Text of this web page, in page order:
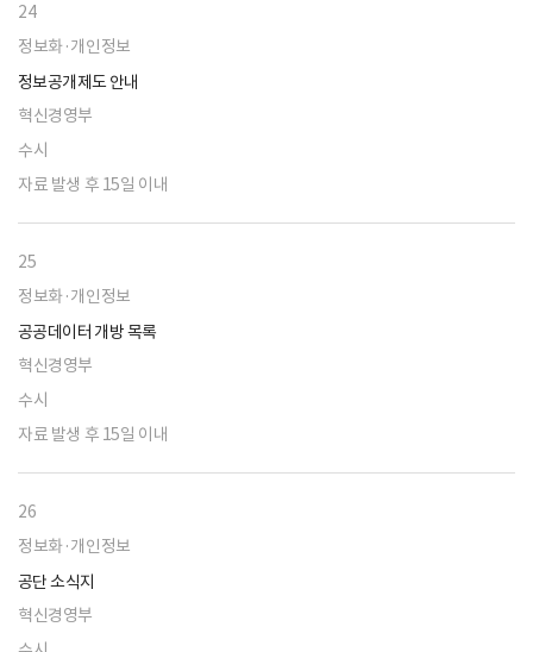
24
정보화·개인정보
정보공개제도 안내
혁신경영부
수시
자료 발생 후 15일 이내
25
정보화·개인정보
공공데이터 개방 목록
혁신경영부
수시
자료 발생 후 15일 이내
26
정보화·개인정보
공단 소식지
혁신경영부